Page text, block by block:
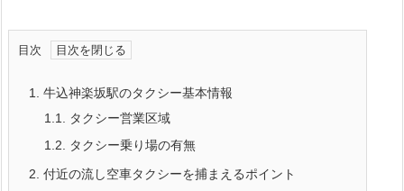
目次
1.
牛込神楽坂駅のタクシー基本情報
1.1.
タクシー営業区域
1.2.
タクシー乗り場の有無
2. 付近の流し空車タクシーを捕まえるポイント